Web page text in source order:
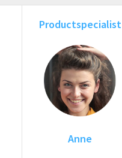
Productspecialist
Anne